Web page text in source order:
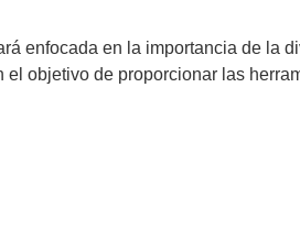
enfocada en la importancia de la
objetivo de proporcionar las